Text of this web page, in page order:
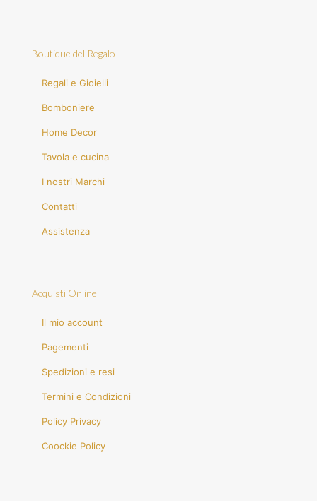
Boutique del Regalo
Regali e Gioielli
Bomboniere
Home Decor
Tavola e cucina
I nostri Marchi
Contatti
Assistenza
Acquisti Online
Il mio account
Pagementi
Spedizioni e resi
Termini e Condizioni
Policy Privacy
Coockie Policy